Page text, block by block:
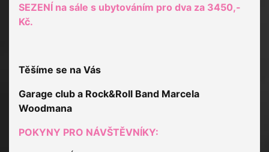
SEZENÍ na sále s ubytováním pro dva za 3450,-
Kč.
Těšíme se na Vás
Garage club a Rock&Roll Band Marcela
Woodmana
POKYNY PRO NÁVŠTĚVNÍKY: